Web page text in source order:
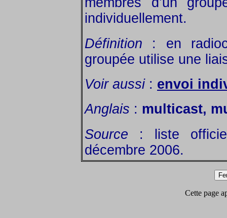
individuellement.
Définition : en
groupée utilise une
Voir aussi: envoi
Anglais : multicast,
Source : liste
décembre 2006.
Cette page